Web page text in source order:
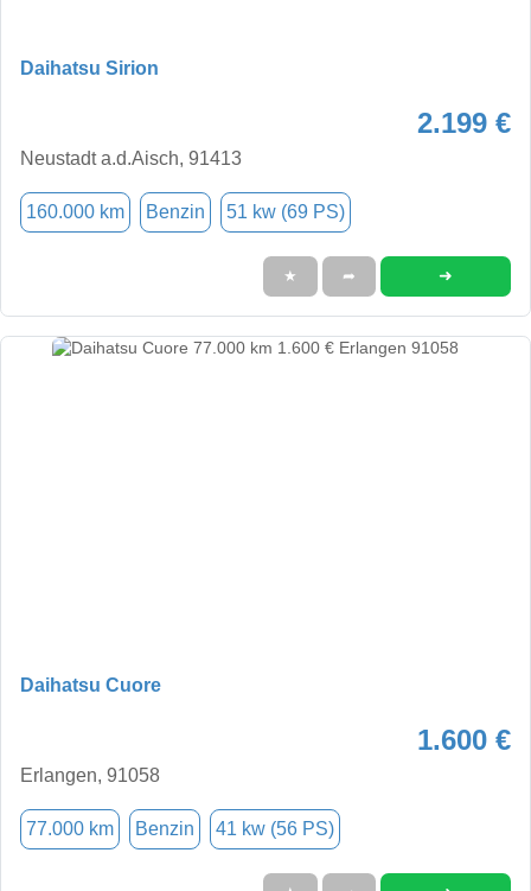
Daihatsu Sirion
2.199 €
Neustadt a.d.Aisch, 91413
160.000 km Benzin 51 kw (69 PS)
★ ➦ ➜
Daihatsu Cuore
1.600 €
Erlangen, 91058
77.000 km Benzin 41 kw (56 PS)